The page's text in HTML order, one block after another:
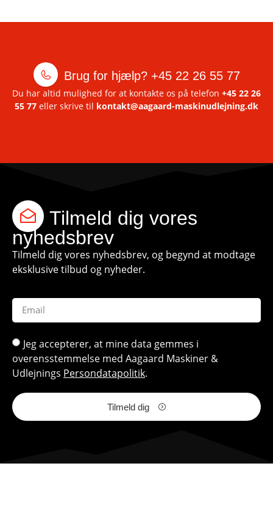
Brug for hjælp? +45 22 26 55 77
Du har altid mulighed for at kontakte os på telefon +45 22 26
55 77 eller skrive til kontakt@aagaard-maskinudlejning.dk
Tilmeld dig vores
nyhedsbrev
Tilmeld dig vores nyhedsbrev, og begynd at modtage
eksklusive tilbud og nyheder.
Jeg accepterer, at mine data gemmes i
overensstemmelse med Aagaard Maskiner &
Udlejnings Persondatapolitik.
Tilmeld dig